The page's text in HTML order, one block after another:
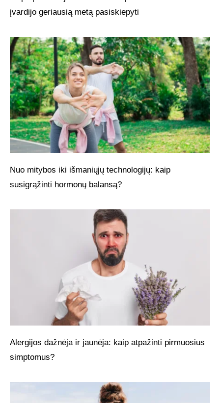
įvardijo geriausią metą pasiskiepyti
Nuo mitybos iki išmaniųjų technologijų: kaip
susigrąžinti hormonų balansą?
Alergijos dažnėja ir jaunėja: kaip atpažinti pirmuosius
simptomus?